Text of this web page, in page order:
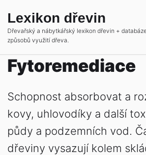
the
content
Lexikon dřevin
Dřevařský a nábytkářský lexikon dřevin +
způsobů využití dřeva.
Fytoremediace
Schopnost absorbovat a
kovy, uhlovodíky a další
půdy a podzemních vod.
dřeviny vysazují kolem